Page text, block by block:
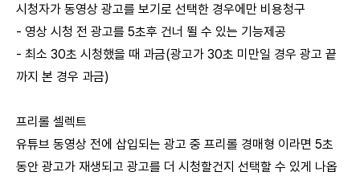
시청자가 동영상 광고를 보기로 선택한 경우에만 비용청구
- 영상 시청 전 광고를 5초후 건너 뛸 수 있는 기능제공
- 최소 30초 시청했을 때 과금(광고가 30초 미만일 경우 광고 끝
까지 본 경우 과금)
프리롤 셀렉트
유튜브 동영상 전에 삽입되는 광고 중 프리롤 경매형 이라면 5초
동안 광고가 재생되고 광고를 더 시청할건지 선택할 수 있게 나옵